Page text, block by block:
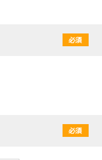
必須
必須